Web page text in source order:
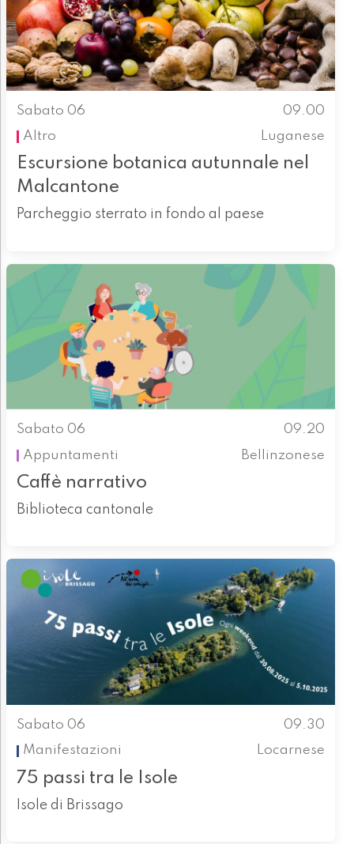
Sabato 06
09.00
Altro
Luganese
Escursione botanica autunnale nel
Malcantone
Parcheggio sterrato in fondo al paese
Sabato 06
09.20
Appuntamenti
Bellinzonese
Caffè narrativo
Biblioteca cantonale
Sabato 06
09.30
Manifestazioni
Locarnese
75 passi tra le Isole
Isole di Brissago